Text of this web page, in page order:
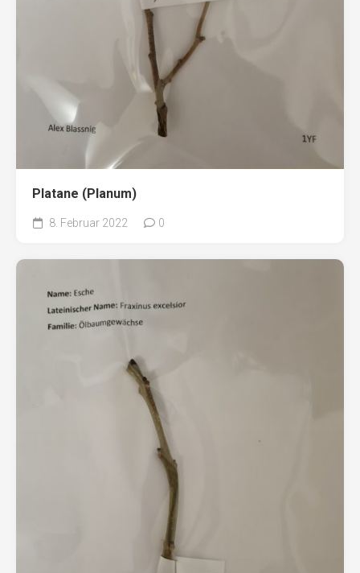
Platane (Planum)
8. Februar 2022 0